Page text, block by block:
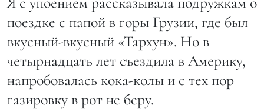
поездке с папой в горы Грузии, где был
вкусный-вкусный «Тархун». Но в
четырнадцать лет съездила в Америку,
напробовалась кока-колы и с тех пор
газировку в рот не беру.